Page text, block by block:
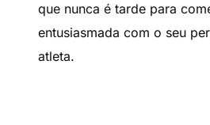
que nunca é tarde para
entusiasmada com o seu
atleta.